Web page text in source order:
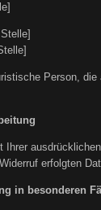
Person,
Ihrer
erfolgten
in besonderen